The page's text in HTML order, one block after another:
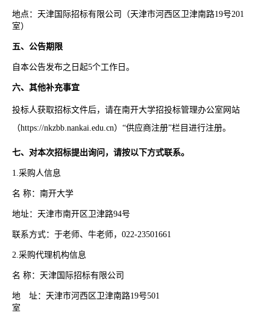
地点：天津国际招标有限公司（天津市河西区卫津南路19号201
室）
五、公告期限
自本公告发布之日起5个工作日。
六、其他补充事宜
投标人获取招标文件后，请在南开大学招投标管理办公室网站
（https://nkzbb.nankai.edu.cn）“供应商注册”栏目进行注册。
七、对本次招标提出询问，请按以下方式联系。
1.采购人信息
名 称：南开大学
地址：天津市南开区卫津路94号
联系方式：于老师、牛老师，022-23501661
2.采购代理机构信息
名 称：天津国际招标有限公司
地 址：天津市河西区卫津南路19号501
室